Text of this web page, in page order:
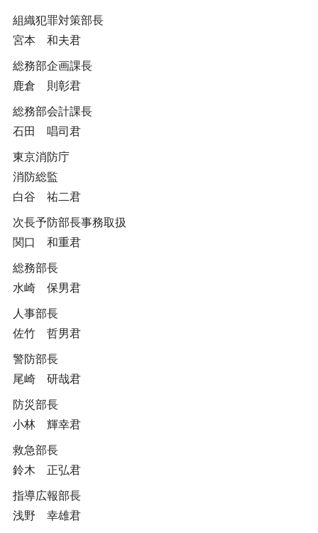
組織犯罪対策部長
宮本 和夫君
総務部企画課長
鹿倉 則彰君
総務部会計課長
石田 唱司君
東京消防庁
消防総監
白谷 祐二君
次長予防部長事務取扱
関口 和重君
総務部長
水崎 保男君
人事部長
佐竹 哲男君
警防部長
尾崎 研哉君
防災部長
小林 輝幸君
救急部長
鈴木 正弘君
指導広報部長
浅野 幸雄君